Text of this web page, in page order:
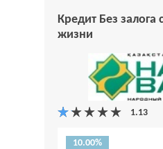
Кредит Без залога
жизни
10.00%